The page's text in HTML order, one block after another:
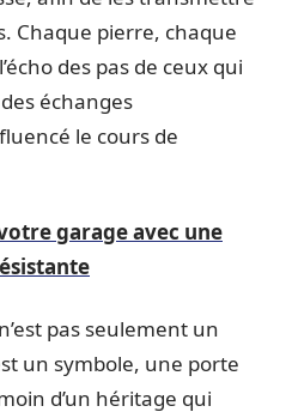
Chaque pierre, chaque
des pas de ceux qui
échanges
le cours de
garage avec une
pas seulement un
un symbole, une porte
d’un héritage qui